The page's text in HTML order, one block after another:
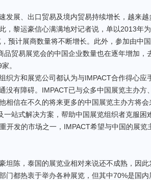
展、出口贸易及境内贸易持续增长，越来越
，黎运豪信心满满地对记者说，单以2013年
预计展商数量将不断增长。此外，参加由中
贸易展览会的中国企业数量也在逐年增加，
。
方和展览公司都认为与IMPACT合作得心应
没有障碍。IMPACT已与众多中国展览主办方
相信在不久的将来更多的中国展览主办方将会
站式解决方案，帮助中国展览组织者克服困
开发的市场之一，IMPACT希望与中国的展览
陈，泰国的展览业相对来说还不成熟，因此
门都热衷于举办各种展览，但其中70%是国内